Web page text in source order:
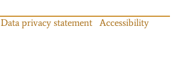
Data privacy statement
Accessibility